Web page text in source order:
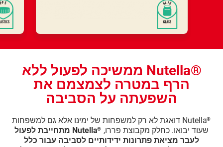
®Nutella ממשיכה לפעול ללא
הרף במטרה לצמצמם את
השפעתה על הסביבה
®
Nutella דואגת לא רק למשפחות של ימינו אלא גם למשפחות
שעוד יבואו. כחלק מקבוצת פררו, ®
Nutella מתחייבת לפעול
לעבר מציאת פתרונות ידידותיים לסביבה עבור כלל